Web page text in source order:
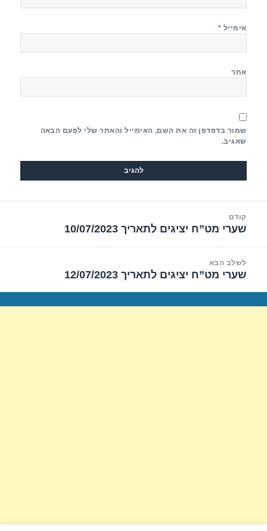
אימייל *
אתר
שמור בדפדפן זה את השם, האימייל והאתר שלי לפעם הבאה
שאגיב.
קודם
הפוסט
שערי מט”ח יציגים לתאריך 10/07/2023
לשלב הבא
הפוסט
שערי מט”ח יציגים לתאריך 12/07/2023